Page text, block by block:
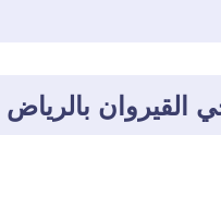
بالرياض